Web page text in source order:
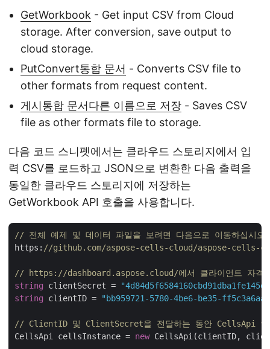
GetWorkbook - Get input CSV from Cloud
storage. After conversion, save output to
cloud storage.
PutConvert통합 문서 - Converts CSV file to
other formats from request content.
게시통합 문서다른 이름으로 저장 - Saves CSV
file as other formats file to storage.
다음 코드 스니펫에서는 클라우드 스토리지에서 입
력 CSV를 로드하고 JSON으로 변환한 다음 출력을
동일한 클라우드 스토리지에 저장하는
GetWorkbook API 호출을 사용합니다.
// 전체 예제 및 데이터 파일을 보려면 다음으로 이동하십시
https: //github.com/aspose-cells-cloud/aspose-cells-
// https://dashboard.aspose.cloud/에서 클라이언트 자격
string clientSecret =
string clientID = "bb959721-5780-4be6-be35-
// ClientID 및 ClientSecret을 전달하는 동안 CellsApi 인
CellsApi cellsInstance = new CellsApi(clientID,